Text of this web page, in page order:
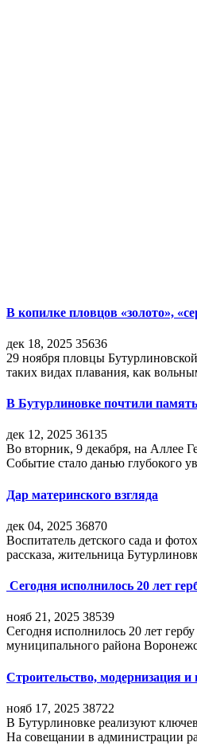
В копилке пловцов «золото»,
дек 18, 2025 35636
29 ноября пловцы
таких видах плавания, как
В Бутурлиновке почтили
дек 12, 2025 36135
Во вторник, 9 декабря, на Аллее
Событие стало данью глубокого
Дар материнского взгляда
дек 04, 2025 36870
Воспитатель детского сада и
рассказа, жительница
Сегодня исполнилось 20 лет
нояб 21, 2025 38539
Сегодня исполнилось 20 лет
муниципального района
Строительство, модернизация
нояб 17, 2025 38722
В Бутурлиновке реализуют
На совещании в администрации